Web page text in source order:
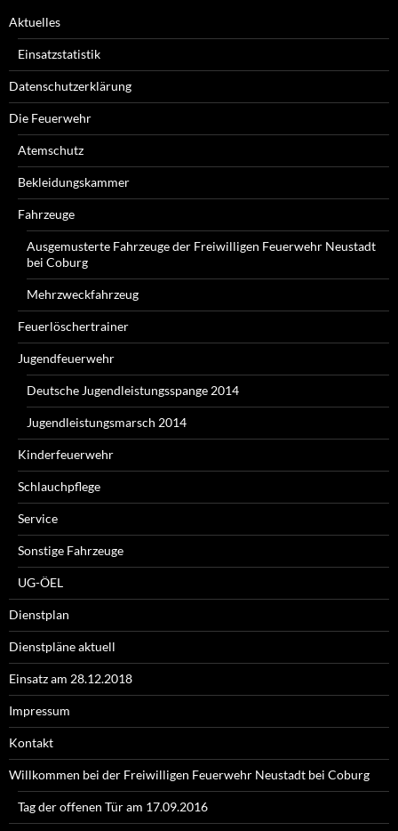
Aktuelles
Einsatzstatistik
Datenschutzerklärung
Die Feuerwehr
Atemschutz
Bekleidungskammer
Fahrzeuge
Ausgemusterte Fahrzeuge der Freiwilligen Feuerwehr Neustadt
bei Coburg
Mehrzweckfahrzeug
Feuerlöschertrainer
Jugendfeuerwehr
Deutsche Jugendleistungsspange 2014
Jugendleistungsmarsch 2014
Kinderfeuerwehr
Schlauchpflege
Service
Sonstige Fahrzeuge
UG-ÖEL
Dienstplan
Dienstpläne aktuell
Einsatz am 28.12.2018
Impressum
Kontakt
Willkommen bei der Freiwilligen Feuerwehr Neustadt bei Coburg
Tag der offenen Tür am 17.09.2016